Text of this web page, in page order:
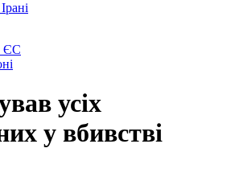
ЄС
усіх
у вбивстві